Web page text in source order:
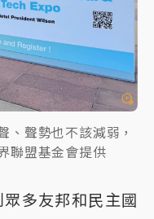
、聲勢也不該減弱，
聯盟基金會提供
多友邦和民主國